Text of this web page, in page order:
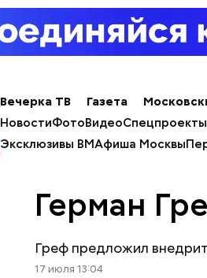
Вечерка ТВ Газета
НовостиФотоВидеоСпецпроекты
Эксклюзивы ВМАфиша Москвы
Герман
Греф предложил
17 июля 13:04